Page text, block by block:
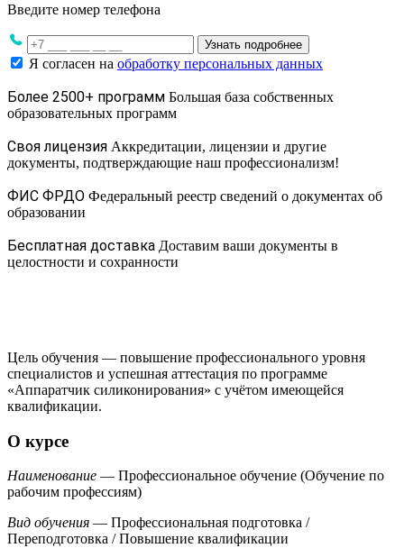
Введите номер телефона
Узнать подробнее
Я согласен на обработку персональных данных
Более 2500+ программ Большая база собственных
образовательных программ
Своя лицензия Аккредитации, лицензии и другие
документы, подтверждающие наш профессионализм!
ФИС ФРДО Федеральный реестр сведений о документах об
образовании
Бесплатная доставка Доставим ваши документы в
целостности и сохранности
Цель обучения — повышение профессионального уровня
специалистов и успешная аттестация по программе
«Аппаратчик силиконирования» с учётом имеющейся
квалификации.
О курсе
Наименование — Профессиональное обучение (Обучение по
рабочим профессиям)
Вид обучения — Профессиональная подготовка /
Переподготовка / Повышение квалификации